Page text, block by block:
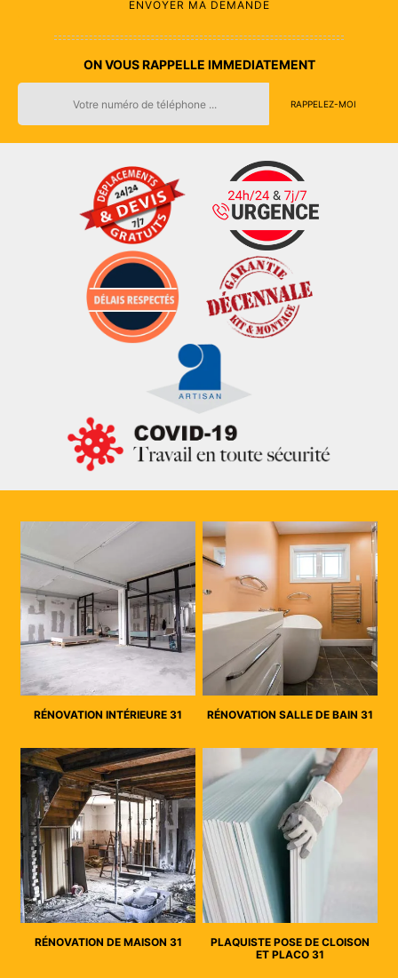
ON VOUS RAPPELLE IMMEDIATEMENT
RÉNOVATION INTÉRIEURE 31 RÉNOVATION SALLE DE BAIN 31
RÉNOVATION DE MAISON 31
PLAQUISTE POSE DE CLOISON
ET PLACO 31